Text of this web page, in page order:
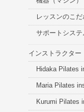
レッスンのこだ
サポートシステ
インストラクター
Hidaka Pilates
Maria Pilates
Kurumi Pilates